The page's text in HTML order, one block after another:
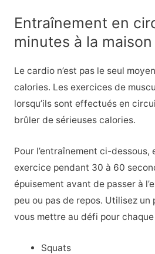
Entraînement en
minutes à la maison
Le cardio n’est pas le seul
calories. Les exercices de
lorsqu’ils sont effectués en
brûler de sérieuses calories.
Pour l’entraînement ci-
exercice pendant 30 à 60
épuisement avant de passer à
peu ou pas de repos. Utilisez
vous mettre au défi pour
Squats